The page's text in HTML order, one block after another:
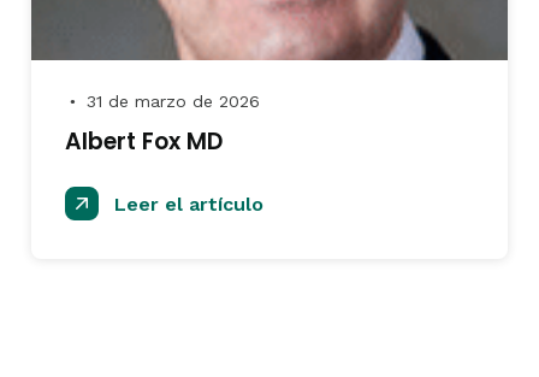
● 31 de marzo de 2026
Albert Fox MD
Leer el artículo